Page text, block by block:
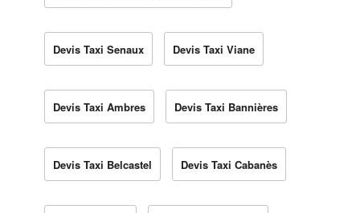
Devis Taxi Senaux Devis Taxi Viane
Devis Taxi Ambres Devis Taxi Bannières
Devis Taxi Belcastel Devis Taxi Cabanès